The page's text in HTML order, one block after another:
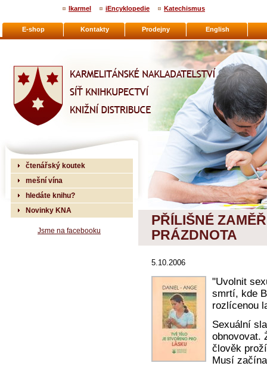
PŘÍLIŠNÉ
PRÁZDNOTA
5.10.2006
"Uvolnit
smrtí, kde
rozlícenou
Sexuální
obnovovat.
člověk
Musí
čtenářský koutek
mešní vína
hledáte knihu?
Novinky KNA
Jsme na facebooku
E-shop Kontakty Prodejny English
Ikarmel iEncyklopedie Katechismus